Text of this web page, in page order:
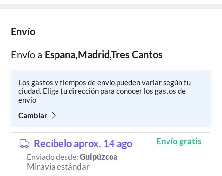
Envío
Envío a Espana,Madrid,Tres Cantos
Los gastos y tiempos de envío pueden variar según tu
ciudad. Elige tu dirección para conocer los gastos de
envío
Cambiar
Recíbelo aprox. 14 ago Envío gratis
Enviado desde:Guipúzcoa
Miravia estándar